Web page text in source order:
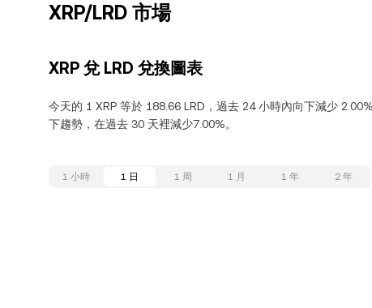
XRP/LRD 市場
XRP 兌 LRD 兌換圖表
今天的 1 XRP 等於 188.66 LRD，過去 24 小時內向下減少
下趨勢，在過去 30 天裡減少7.00%。
1 小時 1 日 1 周 1 月 1 年 2 年